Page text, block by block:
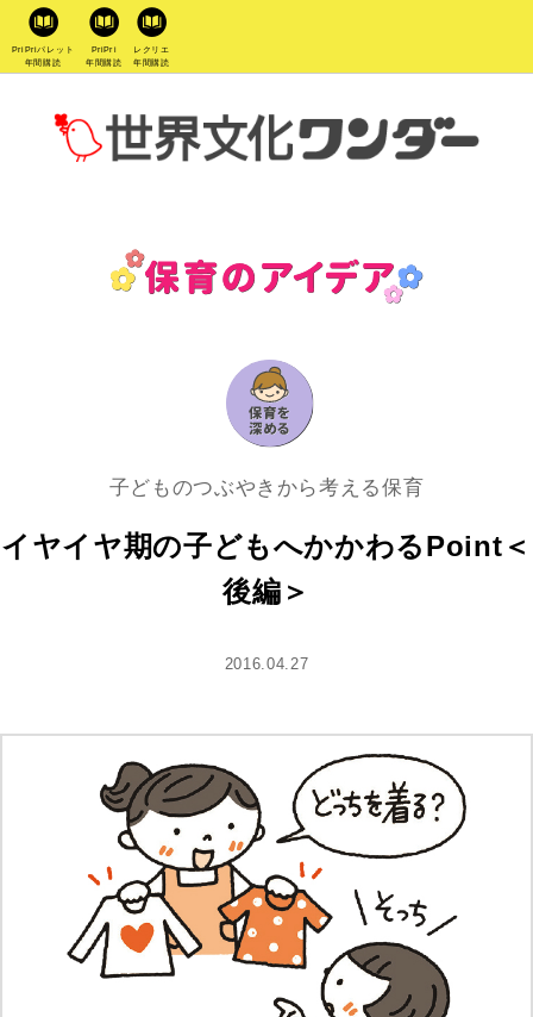
PriPriパレット
年間購読
PriPri
年間購読
レクリエ
年間購読
子どものつぶやきから考える保育
イヤイヤ期の子どもへかかわるPoint＜
後編＞
2016.04.27